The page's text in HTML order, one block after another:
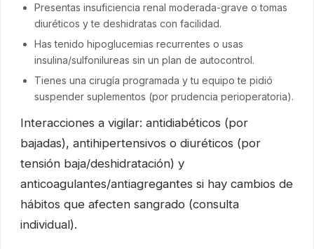
Presentas insuficiencia renal moderada-grave o tomas
diuréticos y te deshidratas con facilidad.
Has tenido hipoglucemias recurrentes o usas
insulina/sulfonilureas sin un plan de autocontrol.
Tienes una cirugía programada y tu equipo te pidió
suspender suplementos (por prudencia perioperatoria).
Interacciones a vigilar: antidiabéticos (por
bajadas), antihipertensivos o diuréticos (por
tensión baja/deshidratación) y
anticoagulantes/antiagregantes si hay cambios de
hábitos que afecten sangrado (consulta
individual).